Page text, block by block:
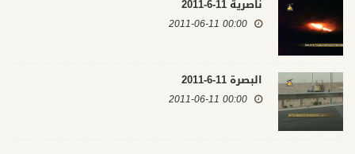
ناصرية 11-6-2011
00:00 2011-06-11
البصرة 11-6-2011
00:00 2011-06-11